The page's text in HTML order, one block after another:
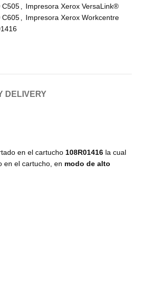
C505, Impresora Xerox VersaLink®
C605, Impresora Xerox Workcentre
DELIVERY
en el cartucho 108R01416 la cual
en el cartucho, en modo de alto